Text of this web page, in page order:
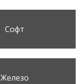
Софт
Железо